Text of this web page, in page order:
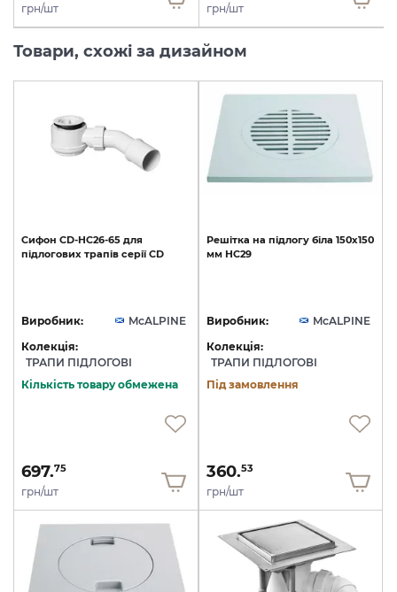
грн/шт грн/шт
Товари, схожі за дизайном
Сифон CD-HC26-65 для
підлогових трапів серії СD
Виробник:
McALPINE
Колекція:
ТРАПИ ПІДЛОГОВІ
Кількість товару обмежена
697.75
грн/шт
Решітка на підлогу біла 150х150
мм HC29
Виробник:
McALPINE
Колекція:
ТРАПИ ПІДЛОГОВІ
Під замовлення
360.53
грн/шт